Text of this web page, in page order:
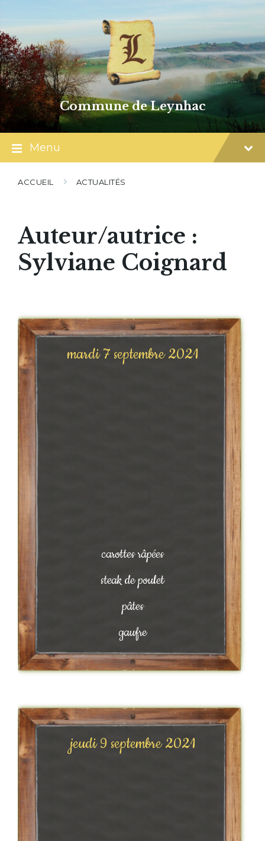
content
main
navigation
footer
Commune de Leynhac
Menu
ACCUEIL ACTUALITÉS
Auteur/autrice :
Sylviane Coignard
mardi 7 septembre 2021
carottes râpées
steak de poulet
pâtes
gaufre
jeudi 9 septembre 2021